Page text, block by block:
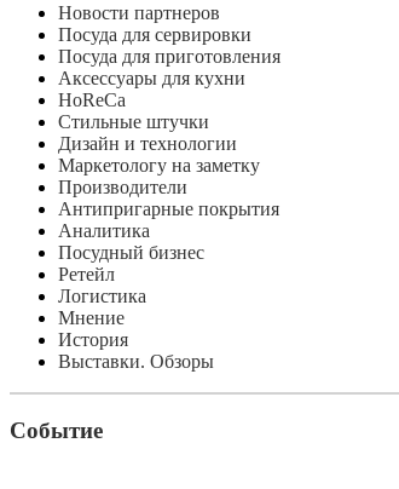
Новости партнеров
Посуда для сервировки
Посуда для приготовления
Аксессуары для кухни
HoReCa
Стильные штучки
Дизайн и технологии
Маркетологу на заметку
Производители
Антипригарные покрытия
Аналитика
Посудный бизнес
Ретейл
Логистика
Мнение
История
Выставки. Обзоры
Событие